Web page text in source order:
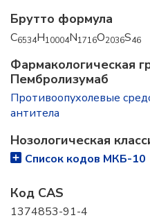
Брутто формула
C6534H10004N1716O2036S46
Фармакологическая
Пембролизумаб
Противоопухолевые
антитела
Нозологическая
Список кодов МКБ-10
Код CAS
1374853-91-4